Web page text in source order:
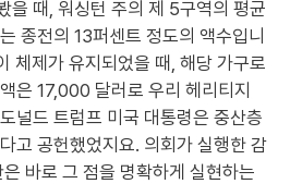
을 때, 워싱턴 주의 제 5구역의 평균
종전의 13퍼센트 정도의 액수입니
체제가 유지되었을 때, 해당 가구로
은 17,000 달러로 우리 헤리티지
널드 트럼프 미국 대통령은 중산층
고 공헌했었지요. 의회가 실행한 감
바로 그 점을 명확하게 실현하는